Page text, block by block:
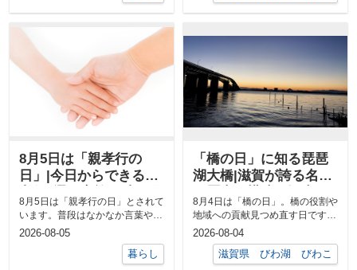
8月5日は「親孝行の
日」|今日からできる親
直し方
8月5日は「親孝行の日」とされて
います。普段はなかなか言葉や行
動で改めて親に伝えるきっかけと
2026-08-05
暮らし
「橋の日」に知る琵琶
湖大橋|滋賀が誇る名橋
ポット
8月4日は「橋の日」。橋の役割や
地域への貢献見つめ直す日です。
そんな日にふさわしく琵琶湖大橋
について...
2026-08-04
滋賀県 びわ湖 びわこ